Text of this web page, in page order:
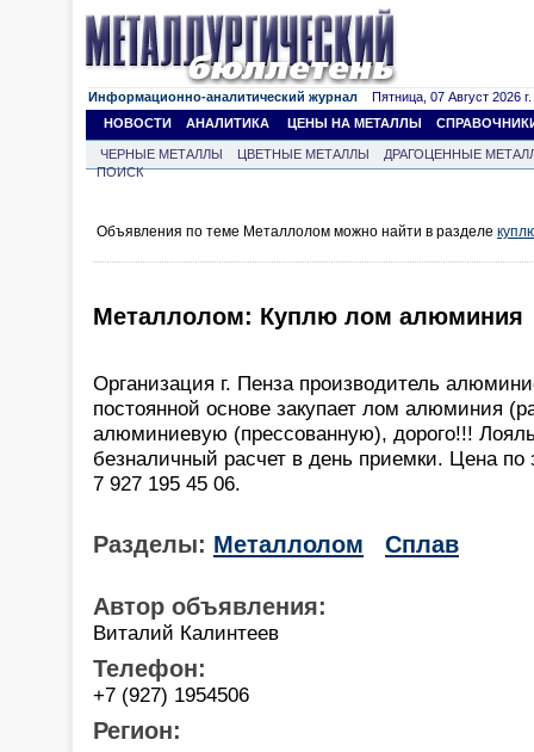
Информационно-аналитический журнал Пятница, 07 Август 2026 г.
НОВОСТИ
АНАЛИТИКА ЦЕНЫ НА МЕТАЛЛЫ
ЧЕРНЫЕ МЕТАЛЛЫ ЦВЕТНЫЕ МЕТАЛЛЫ
ДРАГОЦЕННЫЕ
ПОИСК
Объявления по теме Металлолом можно найти в разделе
Металлолом: Куплю лом алюминия
Организация г. Пенза производитель
постоянной основе закупает лом алюминия
алюминиевую (прессованную), дорого!!!
безналичный расчет в день приемки. Цена по
7 927 195 45 06.
Разделы: Металлолом Сплав
Автор объявления:
Виталий Калинтеев
Телефон:
+7 (927) 1954506
Регион: